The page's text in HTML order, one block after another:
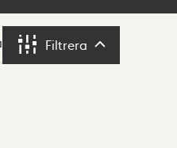
Filtrera Filtrera